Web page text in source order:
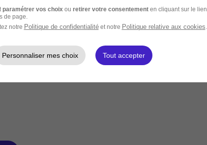
paramétrer vos choix ou retirer votre consentementen cliquant sur le lien
de page.
notre Politique de confidentialitéet notre Politique relative aux cookies
Personnaliser mes choix Tout accepter